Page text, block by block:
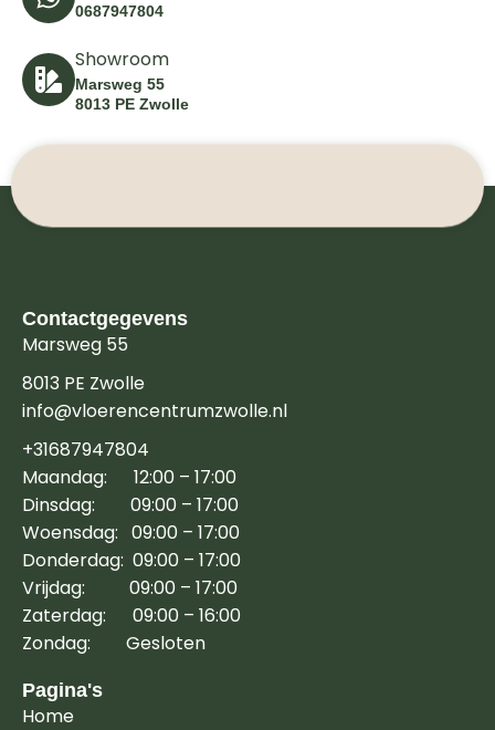
0687947804
Showroom
Marsweg 55
8013 PE Zwolle
Contactgegevens
Marsweg 55
8013 PE Zwolle
info@vloerencentrumzwolle.nl
+31687947804
Maandag: 12:00 – 17:00
Dinsdag: 09:00 – 17:00
Woensdag: 09:00 – 17:00
Donderdag: 09:00 – 17:00
Vrijdag: 09:00 – 17:00
Zaterdag: 09:00 – 16:00
Zondag: Gesloten
Pagina's
Home